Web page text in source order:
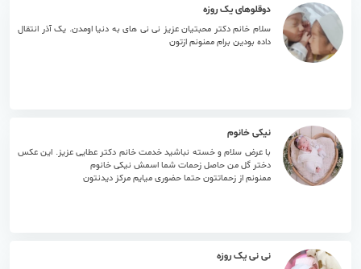
دوقلوهای یک روزه
سلام خانم دکتر محبتیان عزیز نی نی های به دنیا اومدن. یک آذر انتقال
داده بودین برام ممنونم ازتون
نیکی خانوم
با عرض سلام و خسته نباشید خدمت خانم دکتر عطایی عزیز. این عکس
دختر گل من حاصل زحمات شما اسمش نیکی خانوم
ممنونم از زحماتتون حتما حضوری میایم مرکز دیدنتون
نی نی یک روزه